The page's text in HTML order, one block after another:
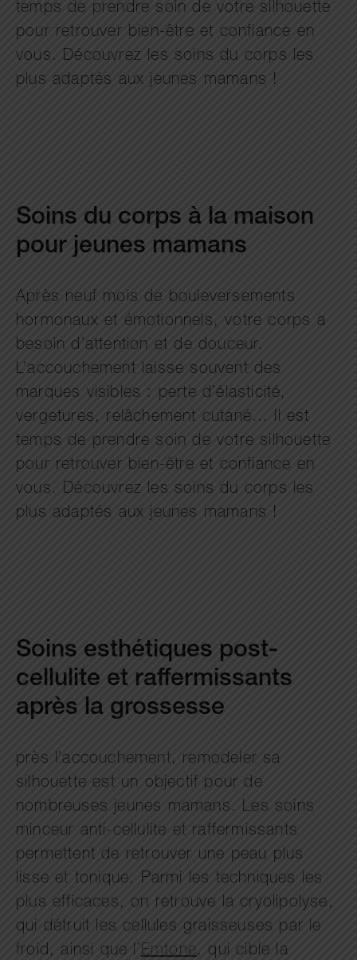
temps de prendre soin de votre silhouette
pour retrouver bien-être et confiance en
vous. Découvrez les soins du corps les
plus adaptés aux jeunes mamans !
Soins du corps à la maison
pour jeunes mamans
Après neuf mois de bouleversements
hormonaux et émotionnels, votre corps a
besoin d’attention et de douceur.
L’accouchement laisse souvent des
marques visibles : perte d’élasticité,
vergetures, relâchement cutané… Il est
temps de prendre soin de votre silhouette
pour retrouver bien-être et confiance en
vous. Découvrez les soins du corps les
plus adaptés aux jeunes mamans !
Soins esthétiques post-
cellulite et raffermissants
après la grossesse
près l’accouchement, remodeler sa
silhouette est un objectif pour de
nombreuses jeunes mamans. Les soins
minceur anti-cellulite et raffermissants
permettent de retrouver une peau plus
lisse et tonique. Parmi les techniques les
plus efficaces, on retrouve la cryolipolyse,
qui détruit les cellules graisseuses par le
froid, ainsi que l’ Emtone, qui cible la